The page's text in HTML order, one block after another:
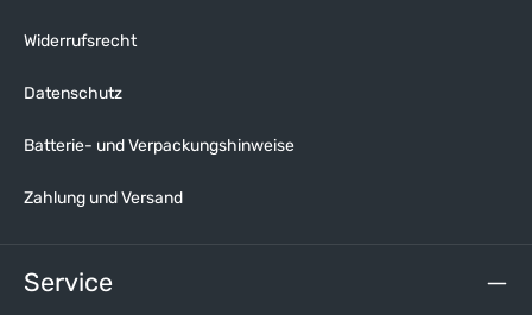
Widerrufsrecht
Datenschutz
Batterie- und Verpackungshinweise
Zahlung und Versand
Service